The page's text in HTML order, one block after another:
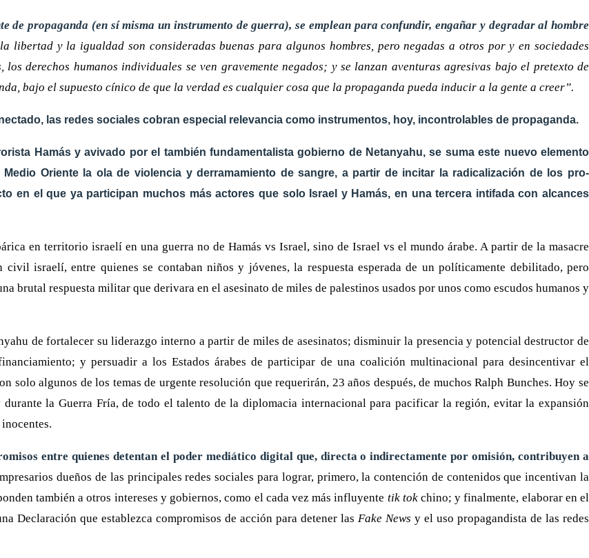
de propaganda (en sí misma un instrumento de guerra), se emplean para confundir, engañar y degradar al hombre
y la igualdad son consideradas buenas para algunos hombres, pero negadas a otros por y en sociedades
derechos humanos individuales se ven gravemente negados; y se lanzan aventuras agresivas bajo el pretexto de
bajo el supuesto cínico de que la verdad es cualquier cosa que la propaganda pueda inducir a la gente a creer”.
las redes sociales cobran especial relevancia como instrumentos, hoy, incontrolables de propaganda.
Hamás y avivado por el también fundamentalista gobierno de Netanyahu, se suma este nuevo elemento
Oriente la ola de violencia y derramamiento de sangre, a partir de incitar la radicalización de los pro-
en el que ya participan muchos más actores que solo Israel y Hamás, en una tercera intifada con alcances
en territorio israelí en una guerra no de Hamás vs Israel, sino de Israel vs el mundo árabe. A partir de la masacre
israelí, entre quienes se contaban niños y jóvenes, la respuesta esperada de un políticamente debilitado, pero
brutal respuesta militar que derivara en el asesinato de miles de palestinos usados por unos como escudos humanos y
de fortalecer su liderazgo interno a partir de miles de asesinatos; disminuir la presencia y potencial destructor de
y persuadir a los Estados árabes de participar de una coalición multinacional para desincentivar el
solo algunos de los temas de urgente resolución que requerirán, 23 años después, de muchos Ralph Bunches. Hoy se
la Guerra Fría, de todo el talento de la diplomacia internacional para pacificar la región, evitar la expansión
entre quienes detentan el poder mediático digital que, directa o indirectamente por omisión, contribuyen a
dueños de las principales redes sociales para lograr, primero, la contención de contenidos que incentivan la
también a otros intereses y gobiernos, como el cada vez más influyente tik tokchino; y finalmente, elaborar en el
Declaración que establezca compromisos de acción para detener las Fake News y el uso propagandista de las redes